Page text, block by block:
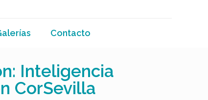
Contacto
Inteligencia
CorSevilla